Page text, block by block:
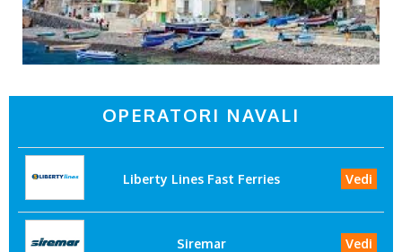
OPERATORI NAVALI
Liberty Lines Fast Ferries Vedi
Siremar Vedi